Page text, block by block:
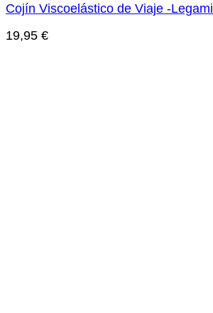
Cojín Viscoelástico de Viaje -Legami
19,95 €